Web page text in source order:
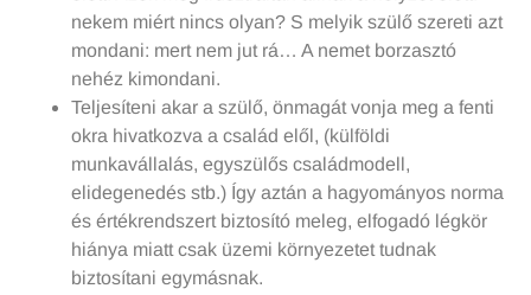
nekem miért nincs olyan? S melyik szülő szereti azt
mondani: mert nem jut rá… A nemet borzasztó
nehéz kimondani.
Teljesíteni akar a szülő, önmagát vonja meg a fenti
okra hivatkozva a család elől, (külföldi
munkavállalás, egyszülős családmodell,
elidegenedés stb.) Így aztán a hagyományos norma
és értékrendszert biztosító meleg, elfogadó légkör
hiánya miatt csak üzemi környezetet tudnak
biztosítani egymásnak.